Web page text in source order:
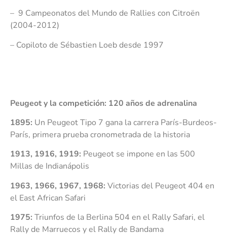
– 9 Campeonatos del Mundo de Rallies con Citroën
(2004-2012)
– Copiloto de Sébastien Loeb desde 1997
Peugeot y la competición: 120 años de adrenalina
1895: Un Peugeot Tipo 7 gana la carrera París-Burdeos-
París, primera prueba cronometrada de la historia
1913, 1916, 1919: Peugeot se impone en las 500
Millas de Indianápolis
1963, 1966, 1967, 1968: Victorias del Peugeot 404 en
el East African Safari
1975: Triunfos de la Berlina 504 en el Rally Safari, el
Rally de Marruecos y el Rally de Bandama